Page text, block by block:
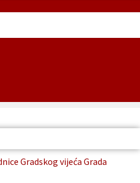
Gradskog vijeća Grada